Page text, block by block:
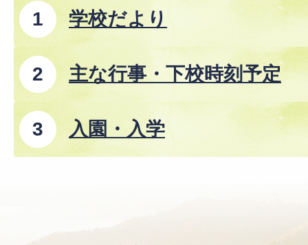
学校だより
主な行事・下校時刻予定
入園・入学